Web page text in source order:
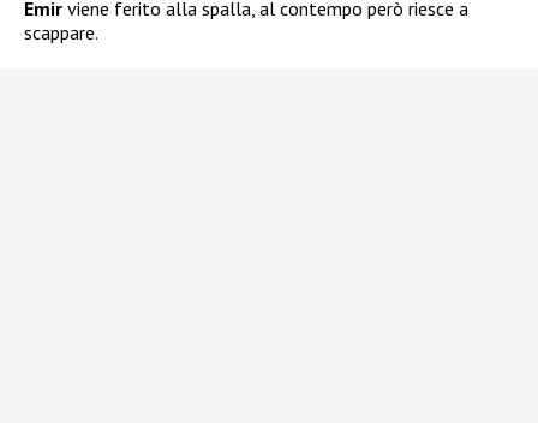
Emir viene ferito alla spalla, al contempo però riesce a
scappare.